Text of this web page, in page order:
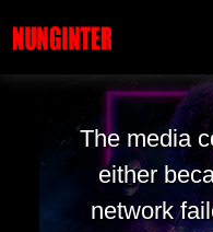
The media
either
network